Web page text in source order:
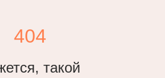
404
такой